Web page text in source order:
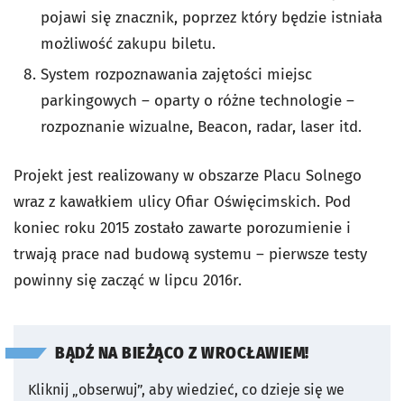
pojawi się znacznik, poprzez który będzie istniała
możliwość zakupu biletu.
System rozpoznawania zajętości miejsc
parkingowych – oparty o różne technologie –
rozpoznanie wizualne, Beacon, radar, laser itd.
Projekt jest realizowany w obszarze Placu Solnego
wraz z kawałkiem ulicy Ofiar Oświęcimskich. Pod
koniec roku 2015 zostało zawarte porozumienie i
trwają prace nad budową systemu – pierwsze testy
powinny się zacząć w lipcu 2016r.
BĄDŹ NA BIEŻĄCO Z WROCŁAWIEM!
Kliknij „obserwuj”, aby wiedzieć, co dzieje się we